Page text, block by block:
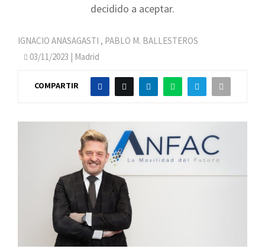
decidido a aceptar.
IGNACIO ANASAGASTI , PABLO M. BALLESTEROS
03/11/2023 | Madrid
COMPARTIR